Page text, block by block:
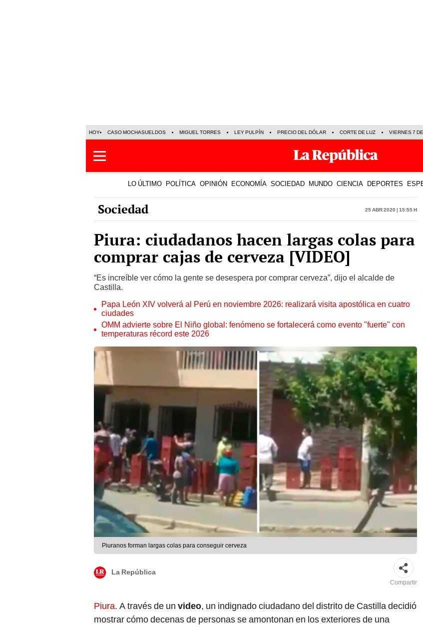
HOY CASO MOCHASUELDOS MIGUEL TORRES LEY PULPÍN PRECIO DEL DÓLAR CORTE DE LUZ VIERNES 7
LO ÚLTIMO POLÍTICA OPINIÓN ECONOMÍA SOCIEDAD MUNDO CIENCIA DEPORTES
Sociedad 25 Abr 2020 | 15:55 h
Piura: ciudadanos hacen largas colas para
comprar cajas de cerveza [VIDEO]
“Es increíble ver cómo la gente se desespera por comprar cerveza”, dijo el alcalde de
Castilla.
Papa León XIV volverá al Perú en noviembre 2026: realizará visita apostólica en cuatro
ciudades
OMM advierte sobre El Niño global: fenómeno se fortalecerá como evento "fuerte" con
temperaturas récord este 2026
Piuranos forman largas colas para conseguir cerveza
La República
Compartir
Piura. A través de un video, un indignado ciudadano del distrito de Castilla decidió
mostrar cómo decenas de personas se amontonan en los exteriores de una